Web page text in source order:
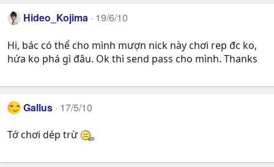
Hideo_Kojima 19/6/10
Hi, bác có thể cho mình mượn nick này chơi rep đc ko,
hứa ko phá gì đâu. Ok thì send pass cho mình. Thanks
Gallus 17/5/10
Tớ chơi dép trừ